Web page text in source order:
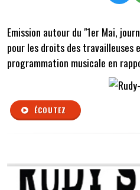
Emission autour du "1er Mai,
pour les droits des travailleuses
programmation musicale en
ÉCOUTEZ